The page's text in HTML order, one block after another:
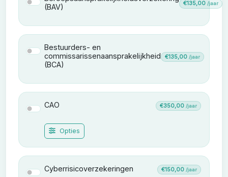
(BAV)
€135,00/jaar
Bestuurders- en commissarissenaansprakelijkheid
Bestuurders- en
commissarissenaansprakelijkheid
(BCA)
€135,00/jaar
CAO
CAO €350,00 /jaar
Opties
Cyberrisicoverzekeringen
Cyberrisicoverzekeringen €150,00 /jaar